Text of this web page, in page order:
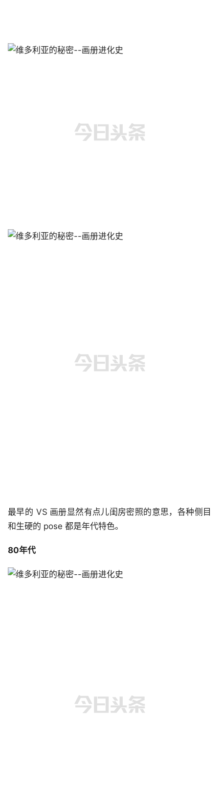
最早的 VS 画册显然有点儿闺房密照的意思，各种侧目
和生硬的 pose 都是年代特色。
80年代